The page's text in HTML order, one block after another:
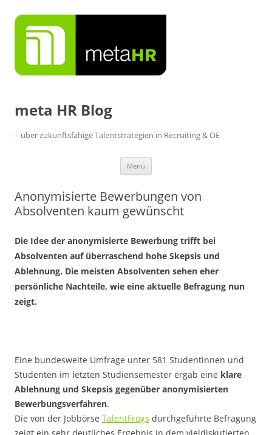
Inhalt
springen
meta HR Blog
– über zukunftsfähige Talentstrategien in Recruiting & OE
Menü
Anonymisierte Bewerbungen von
Absolventen kaum gewünscht
Die Idee der anonymisierte Bewerbung trifft bei
Absolventen auf überraschend hohe Skepsis und
Ablehnung. Die meisten Absolventen sehen eher
persönliche Nachteile, wie eine aktuelle Befragung nun
zeigt.
Eine bundesweite Umfrage unter 581 Studentinnen und
Studenten im letzten Studiensemester ergab eine klare
Ablehnung und Skepsis gegenüber anonymisierten
Bewerbungsverfahren.
Die von der Jobbörse TalentFrogs durchgeführte Befragung